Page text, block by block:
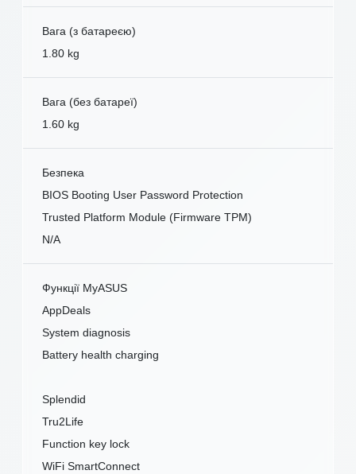
Вага (з батареєю)
1.80 kg
Вага (без батареї)
1.60 kg
Безпека
BIOS Booting User Password Protection
Trusted Platform Module (Firmware TPM)
N/A
Функції MyASUS
AppDeals
System diagnosis
Battery health charging
Splendid
Tru2Life
Function key lock
WiFi SmartConnect